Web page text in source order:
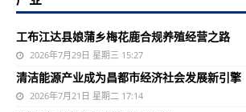
工布江达县娘蒲乡梅花鹿合规养殖经营之路
2026年7月29日 星期三 15:27
清洁能源产业成为昌都市经济社会发展新引擎
2026年7月21日 星期二 17:14